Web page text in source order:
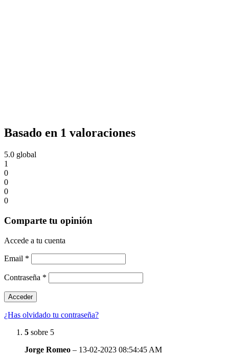
Basado en 1 valoraciones
5.0 global
1
0
0
0
0
Comparte tu opinión
Accede a tu cuenta
Email *
Contraseña *
¿Has olvidado tu contraseña?
5 sobre 5
Jorge Romeo – 13-02-2023 08:54:45 AM